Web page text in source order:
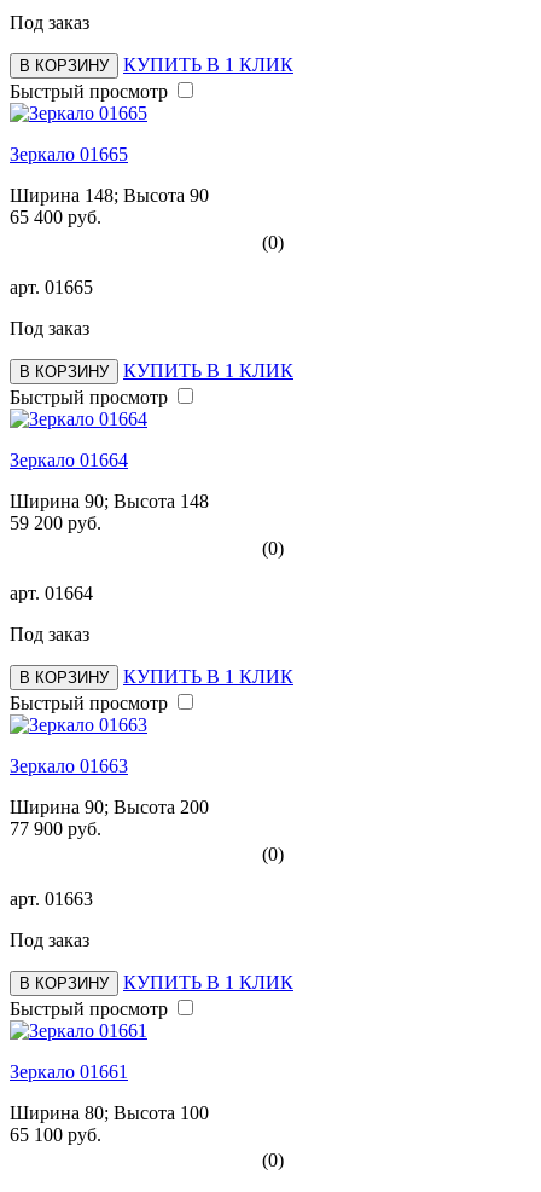
Под заказ
В КОРЗИНУ
КУПИТЬ В 1 КЛИК
Быстрый просмотр
Зеркало 01665
Ширина 148; Высота 90
65 400 руб.
(0)
арт. 01665
Под заказ
В КОРЗИНУ
КУПИТЬ В 1 КЛИК
Быстрый просмотр
Зеркало 01664
Ширина 90; Высота 148
59 200 руб.
(0)
арт. 01664
Под заказ
В КОРЗИНУ
КУПИТЬ В 1 КЛИК
Быстрый просмотр
Зеркало 01663
Ширина 90; Высота 200
77 900 руб.
(0)
арт. 01663
Под заказ
В КОРЗИНУ
КУПИТЬ В 1 КЛИК
Быстрый просмотр
Зеркало 01661
Ширина 80; Высота 100
65 100 руб.
(0)